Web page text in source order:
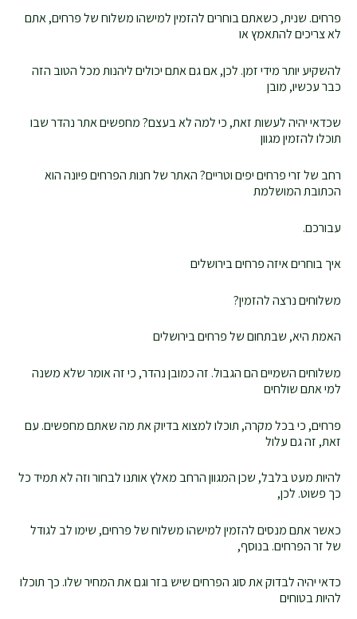
פרחים. שנית, כשאתם בוחרים להזמין למישהו משלוח של פרחים, אתם
לא צריכים להתאמץ או
להשקיע יותר מידי זמן. לכן, אם גם אתם יכולים ליהנות מכל הטוב הזה
כבר עכשיו, מובן
שכדאי יהיה לעשות זאת, כי למה לא בעצם? מחפשים אתר נהדר שבו
תוכלו להזמין מגוון
רחב של זרי פרחים יפים וטריים? האתר של חנות הפרחים פיונה הוא
הכתובת המושלמת
עבורכם.
איך בוחרים איזה פרחים בירושלים
משלוחים נרצה להזמין?
האמת היא, שבתחום של פרחים בירושלים
משלוחים השמיים הם הגבול. זה כמובן נהדר, כי זה אומר שלא משנה
למי אתם שולחים
פרחים, כי בכל מקרה, תוכלו למצוא בדיוק את מה שאתם מחפשים. עם
זאת, זה גם עלול
להיות מעט בלבל, שכן המגוון הרחב מאלץ אותנו לבחור וזה לא תמיד כל
כך פשוט. לכן,
כאשר אתם מנסים להזמין למישהו משלוח של פרחים, שימו לב לגודל
של זר הפרחים. בנוסף,
כדאי יהיה לבדוק את סוג הפרחים שיש בזר וגם את המחיר שלו. כך תוכלו
להיות בטוחים